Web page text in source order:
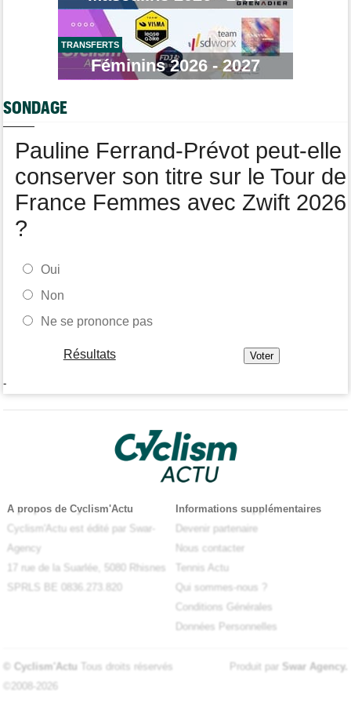
10:33
Média
L'abonnement à Cyclism'Actu sans pub ni pop up : 9,99€ pour 1
Tour de France Femmes
Lilan Calmejane : "Ferrand-Prévot raconte des salades…"
Demi Vollering : "Cela prouve que si on rêve en grand..."
TRANSFERTS
Féminins 2026 - 2027
SONDAGE
Pauline Ferrand-Prévot peut-elle
conserver son titre sur le Tour de
France Femmes avec Zwift 2026
?
Oui
Non
Ne se prononce pas
Résultats
-
A propos de Cyclism'Actu
Cyclism'Actu est édité par Swar-
Agency
17 rue de la Suarlée, 5080 Rhisnes
SPRLS BE 0836.273.820
Informations supplémentaires
Devenir partenaire
Nous contacter
Tennis Actu
Qui sommes-nous ?
Conditions Générales
Données Personnelles
© Cyclism'Actu Tous droits réservés
©2008-2026
Produit par Swar Agency.